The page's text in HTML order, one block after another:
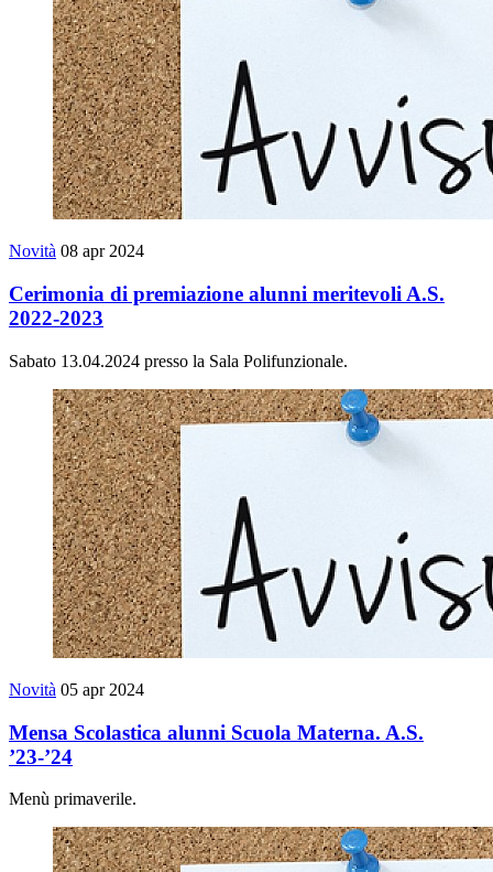
Novità 08 apr 2024
Cerimonia di premiazione alunni meritevoli A.S.
2022-2023
Sabato 13.04.2024 presso la Sala Polifunzionale.
Novità 05 apr 2024
Mensa Scolastica alunni Scuola Materna. A.S.
’23-’24
Menù primaverile.